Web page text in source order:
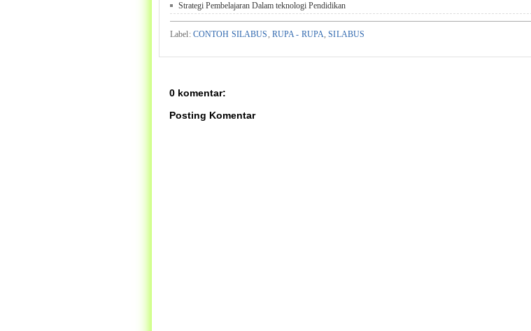
Strategi Pembelajaran Dalam teknologi Pendidikan
Label: CONTOH SILABUS, RUPA - RUPA,SILABUS
0 komentar:
Posting Komentar